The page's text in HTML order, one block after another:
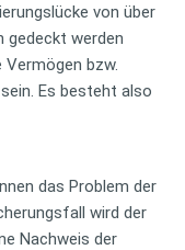
von über
gedeckt werden
Vermögen bzw.
Es besteht also
das Problem der
wird der
Nachweis der